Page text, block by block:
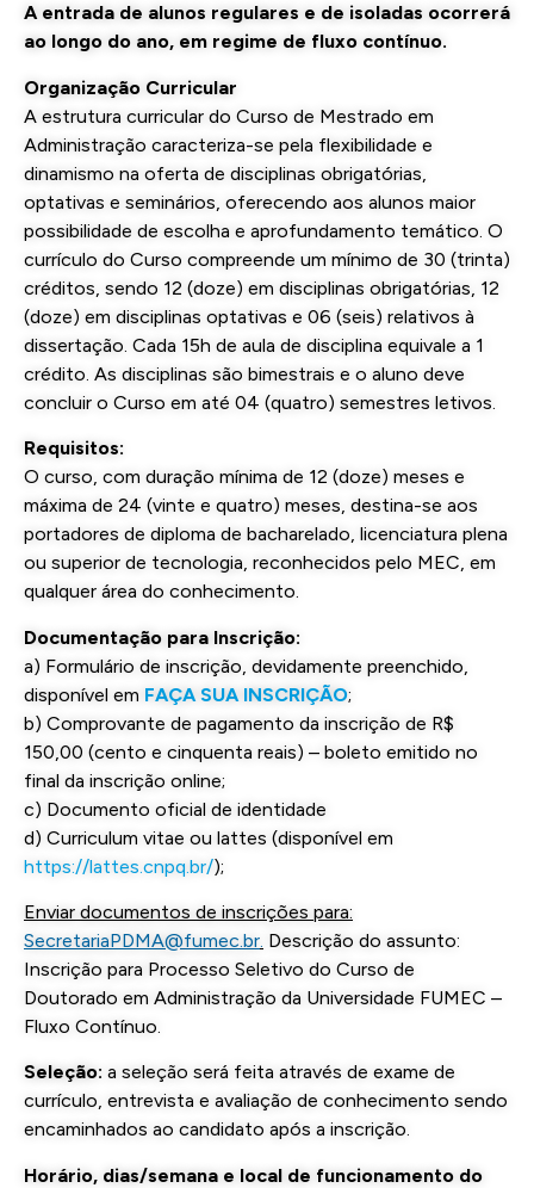
A entrada de alunos regulares e de isoladas ocorrerá
ao longo do ano, em regime de fluxo contínuo.
Organização Curricular
A estrutura curricular do Curso de Mestrado em
Administração caracteriza-se pela flexibilidade e
dinamismo na oferta de disciplinas obrigatórias,
optativas e seminários, oferecendo aos alunos maior
possibilidade de escolha e aprofundamento temático. O
currículo do Curso compreende um mínimo de 30 (trinta)
créditos, sendo 12 (doze) em disciplinas obrigatórias, 12
(doze) em disciplinas optativas e 06 (seis) relativos à
dissertação. Cada 15h de aula de disciplina equivale a 1
crédito. As disciplinas são bimestrais e o aluno deve
concluir o Curso em até 04 (quatro) semestres letivos.
Requisitos:
O curso, com duração mínima de 12 (doze) meses e
máxima de 24 (vinte e quatro) meses, destina-se aos
portadores de diploma de bacharelado, licenciatura plena
ou superior de tecnologia, reconhecidos pelo MEC, em
qualquer área do conhecimento.
Documentação para Inscrição:
a) Formulário de inscrição, devidamente preenchido,
disponível em FAÇA SUA INSCRIÇÃO;
b) Comprovante de pagamento da inscrição de R$
150,00 (cento e cinquenta reais) – boleto emitido no
final da inscrição online;
c) Documento oficial de identidade
d) Curriculum vitae ou lattes (disponível em
https://lattes.cnpq.br/);
Enviar documentos de inscrições para:
SecretariaPDMA@fumec.br. Descrição do assunto:
Inscrição para Processo Seletivo do Curso de
Doutorado em Administração da Universidade FUMEC –
Fluxo Contínuo.
Seleção: a seleção será feita através de exame de
currículo, entrevista e avaliação de conhecimento sendo
encaminhados ao candidato após a inscrição.
Horário, dias/semana e local de funcionamento do